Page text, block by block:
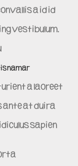
a id id
vestibulum.
namar
a laoreet
ante at duira
sapien.